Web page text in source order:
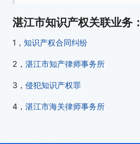
湛江市知识产权关联业务：
1， 知识产权合同纠纷
2， 湛江市知产律师事务所
3， 侵犯知识产权罪
4， 湛江市海关律师事务所